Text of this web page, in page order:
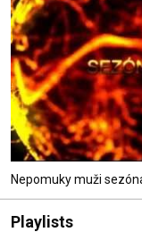
Nepomuky muži
Playlists